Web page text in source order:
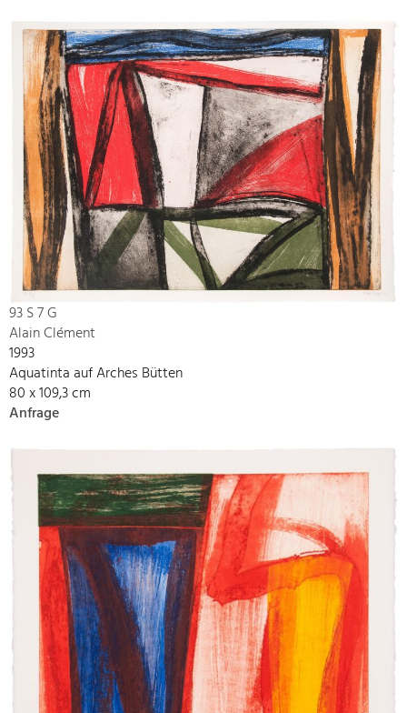
93 S 7 G
Alain Clément
1993
Aquatinta auf Arches Bütten
80 x 109,3 cm
Anfrage